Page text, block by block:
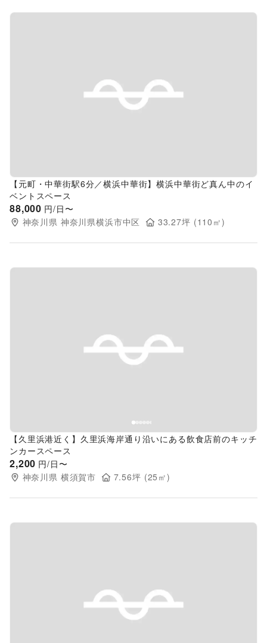
Previous slide
【元町・中華街駅6分／横浜中華街】横浜中華街ど真ん中のイ
ベントスペース
88,000 円/日〜
神奈川県 神奈川県横浜市中区 33.27坪 (110 ㎡)
Previous slide
【久里浜港近く】久里浜海岸通り沿いにある飲食店前のキッチ
ンカースペース
2,200 円/日〜
神奈川県 横須賀市 7.56坪 (25 ㎡)
Previous slide